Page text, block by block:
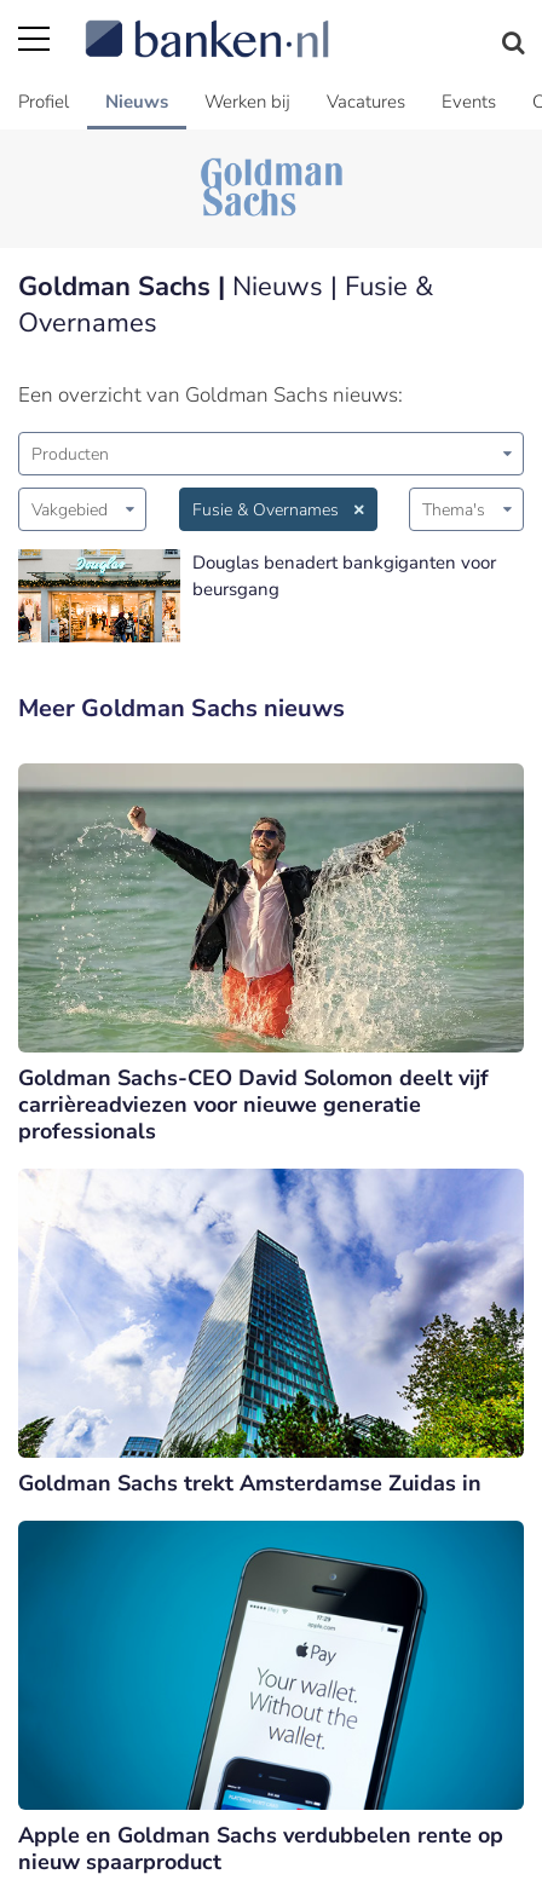
Profiel Nieuws Werken bij Vacatures Events
Goldman Sachs | Nieuws | Fusie &
Overnames
Een overzicht van Goldman Sachs nieuws:
Producten
Vakgebied Fusie & Overnames Thema's
Douglas benadert bankgiganten voor
beursgang
Meer Goldman Sachs nieuws
Goldman Sachs-CEO David Solomon deelt vijf
carrièreadviezen voor nieuwe generatie
professionals
Goldman Sachs trekt Amsterdamse Zuidas in
Apple en Goldman Sachs verdubbelen rente op
nieuw spaarproduct